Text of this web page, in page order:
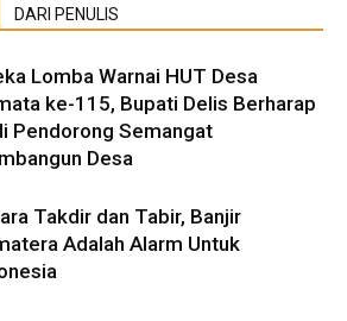
DARI PENULIS
Lomba Warnai HUT Desa
ke-115, Bupati Delis Berharap
Pendorong Semangat
Desa
Takdir dan Tabir, Banjir
Adalah Alarm Untuk